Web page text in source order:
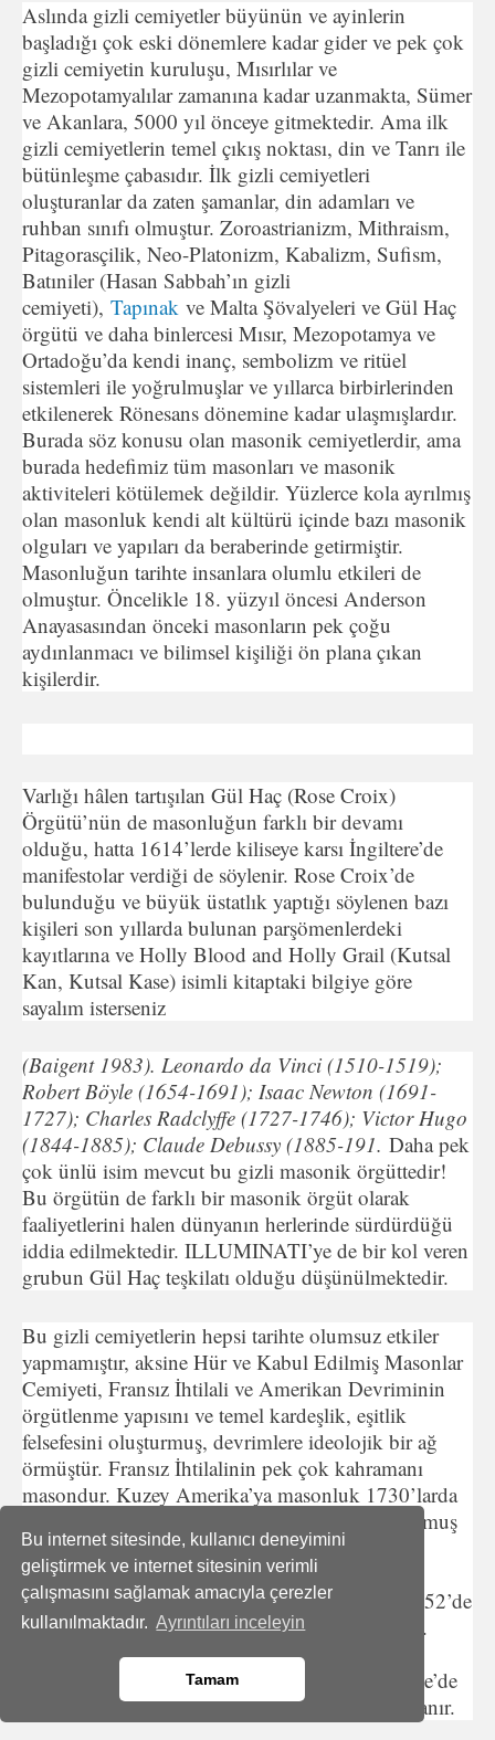
Bu internet sitesinde, kullanıcı deneyimini
geliştirmek ve internet sitesinin verimli
çalışmasını sağlamak amacıyla çerezler
kullanılmaktadır. Ayrıntıları inceleyin
Tamam
Aslında gizli cemiyetler büyünün ve ayinlerin
başladığı çok eski dönemlere kadar gider ve pek çok
gizli cemiyetin kuruluşu, Mısırlılar ve
Mezopotamyalılar zamanına kadar uzanmakta, Sümer
ve Akanlara, 5000 yıl önceye gitmektedir. Ama ilk
gizli cemiyetlerin temel çıkış noktası, din ve Tanrı ile
bütünleşme çabasıdır. İlk gizli cemiyetleri
oluşturanlar da zaten şamanlar, din adamları ve
ruhban sınıfı olmuştur. Zoroastrianizm, Mithraism,
Pitagorasçilik, Neo-Platonizm, Kabalizm, Sufism,
Batıniler (Hasan Sabbah’ın gizli
cemiyeti), Tapınak ve Malta Şövalyeleri ve Gül Haç
örgütü ve daha binlercesi Mısır, Mezopotamya ve
Ortadoğu’da kendi inanç, sembolizm ve ritüel
sistemleri ile yoğrulmuşlar ve yıllarca birbirlerinden
etkilenerek Rönesans dönemine kadar ulaşmışlardır.
Burada söz konusu olan masonik cemiyetlerdir, ama
burada hedefimiz tüm masonları ve masonik
aktiviteleri kötülemek değildir. Yüzlerce kola ayrılmış
olan masonluk kendi alt kültürü içinde bazı masonik
olguları ve yapıları da beraberinde getirmiştir.
Masonluğun tarihte insanlara olumlu etkileri de
olmuştur. Öncelikle 18. yüzyıl öncesi Anderson
Anayasasından önceki masonların pek çoğu
aydınlanmacı ve bilimsel kişiliği ön plana çıkan
kişilerdir.
Varlığı hâlen tartışılan Gül Haç (Rose Croix)
Örgütü’nün de masonluğun farklı bir devamı
olduğu, hatta 1614’lerde kiliseye karsı İngiltere’de
manifestolar verdiği de söylenir. Rose Croix’de
bulunduğu ve büyük üstatlık yaptığı söylenen bazı
kişileri son yıllarda bulunan parşömenlerdeki
kayıtlarına ve Holly Blood and Holly Grail (Kutsal
Kan, Kutsal Kase) isimli kitaptaki bilgiye göre
sayalım isterseniz
(Baigent 1983). Leonardo da Vinci (1510-1519);
Robert Böyle (1654-1691); Isaac Newton (1691-
1727); Charles Radclyffe (1727-1746); Victor Hugo
(1844-1885); Claude Debussy (1885-191. Daha pek
çok ünlü isim mevcut bu gizli masonik örgüttedir!
Bu örgütün de farklı bir masonik örgüt olarak
faaliyetlerini halen dünyanın herlerinde sürdürdüğü
iddia edilmektedir. ILLUMINATI’ye de bir kol veren
grubun Gül Haç teşkilatı olduğu düşünülmektedir.
Bu gizli cemiyetlerin hepsi tarihte olumsuz etkiler
yapmamıştır, aksine Hür ve Kabul Edilmiş Masonlar
Cemiyeti, Fransız İhtilali ve Amerikan Devriminin
örgütlenme yapısını ve temel kardeşlik, eşitlik
felsefesini oluşturmuş, devrimlere ideolojik bir ağ
örmüştür. Fransız İhtilalinin pek çok kahramanı
masondur. Kuzey Amerika’ya masonluk 1730’larda
gelmiştir. Benjamin Franklin 1731’de mason olmuş
ve 1734’de Pennsylvania’nın Büyük Üstadı
olmuştur. Rose Croixler’in (Gül Haç) üçlü
konsülünde yer almıştır. George Washington 1752’de
masonluğa alinmiş 1789da da Başkan olmuştur.
Amerikan başkanlarının büyük çoğunluğu
masondur. Masonik örgütlerin pek çoğu Türkiye’de
de adı çok tartışılan Tapınak Şövalyeleri’ne dayanır.